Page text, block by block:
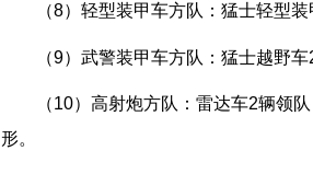
（8）轻型装甲车方队：猛士轻型
（9）武警装甲车方队：猛士越野
（10）高射炮方队：雷达车2辆领
形。